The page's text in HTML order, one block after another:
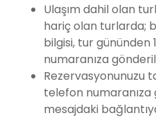
Ulaşım dahil olan
hariç olan turlarda;
bilgisi, tur gününden
numaranıza
Rezervasyonunuzu
telefon
mesajdaki